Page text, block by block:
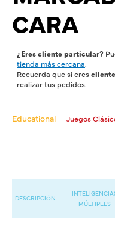
CARA
¿Eres cliente particular?
tienda más cercana.
Recuerda que si eres
realizar tus pedidos.
Educational Juegos
DESCRIPCIÓN
MÚLTIPLES